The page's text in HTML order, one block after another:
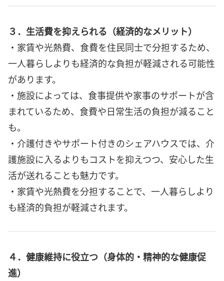
３．生活費を抑えられる（経済的なメリット）
・家賃や光熱費、食費を住民同士で分担するため、
一人暮らしよりも経済的な負担が軽減される可能性
があります。
・施設によっては、食事提供や家事のサポートが含
まれているため、食費や日常生活の負担が減ること
も。
・介護付きやサポート付きのシェアハウスでは、介
護施設に入るよりもコストを抑えつつ、安心した生
活が送れることも魅力です。
・家賃や光熱費を分担することで、一人暮らしより
も経済的負担が軽減されます。
４．健康維持に役立つ（身体的・精神的な健康促
進）